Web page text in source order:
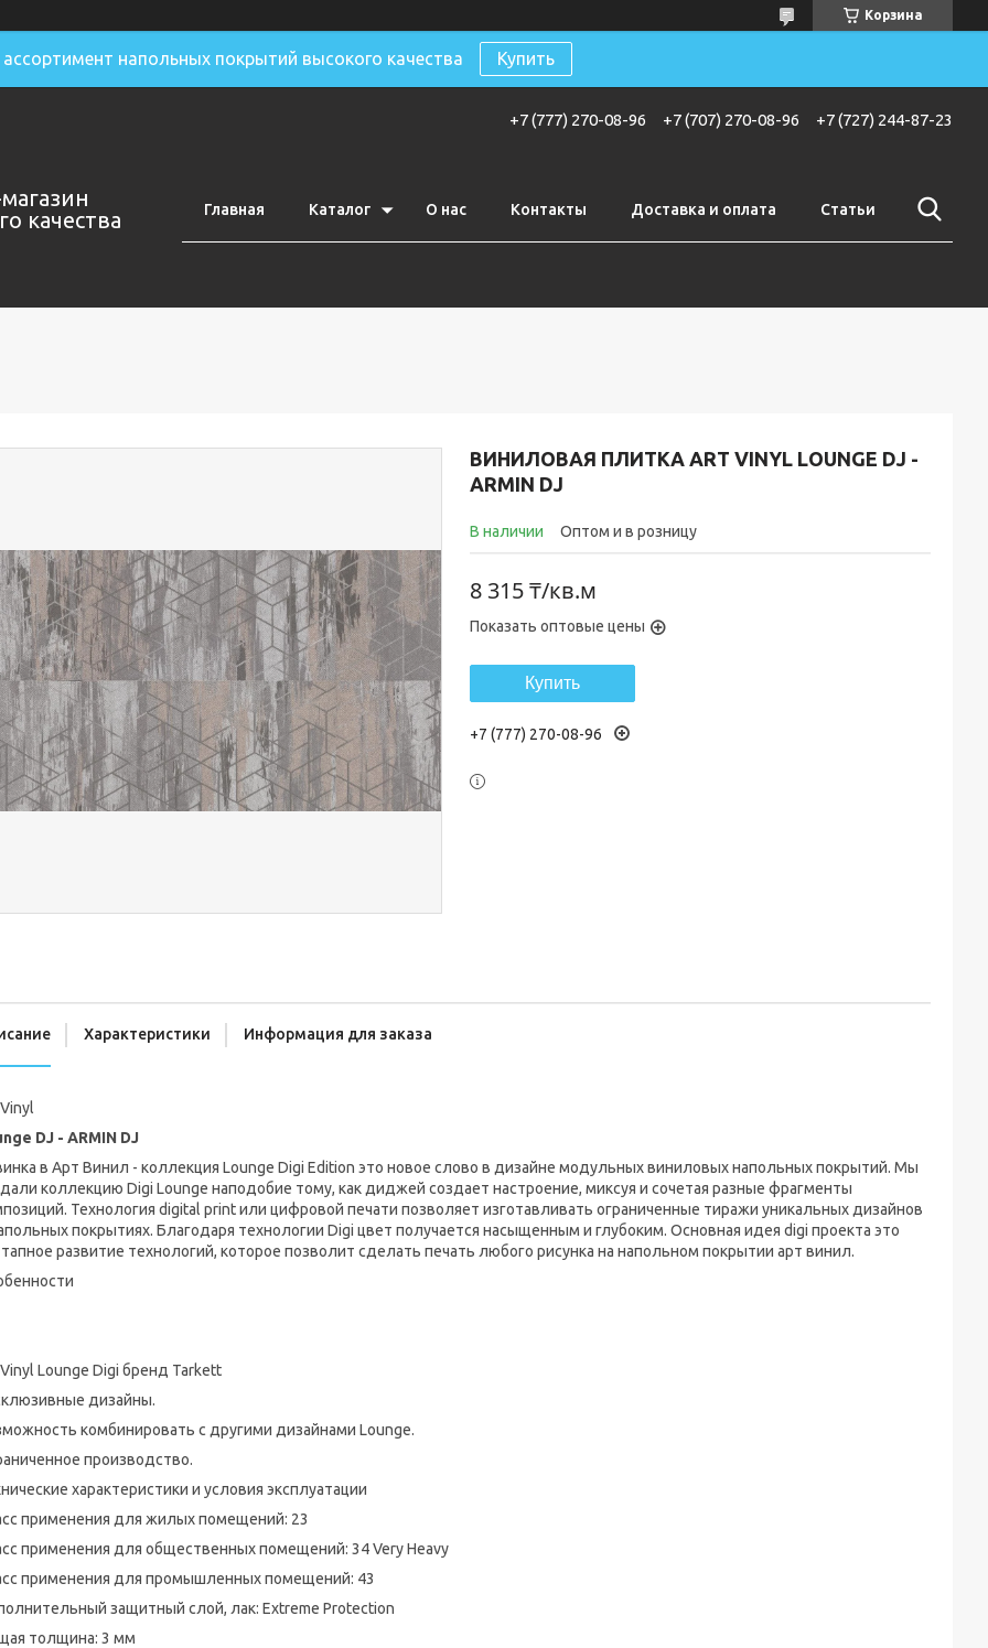
Корзина
напольных покрытий высокого качества Купить
+7 (777) 270-08-96 +7 (707) 270-08-96 +7 (727) 244-87-23
качества
Главная Каталог О нас Контакты Доставка и оплата Статьи
ВИНИЛОВАЯ ПЛИТКА ART VINYL LOUNGE DJ -
ARMIN DJ
В наличии Оптом и в розницу
8 315 ₸/кв.м
Показать оптовые цены
Купить
+7 (777) 270-08-96
Характеристики Информация для заказа
DJ - ARMIN DJ
в Арт Винил - коллекция Lounge Digi Edition это новое слово в дизайне модульных виниловых напольных покрытий. Мы
коллекцию Digi Lounge наподобие тому, как диджей создает настроение, миксуя и сочетая разные фрагменты
Технология digital print или цифровой печати позволяет изготавливать ограниченные тиражи уникальных дизайнов
покрытиях. Благодаря технологии Digi цвет получается насыщенным и глубоким. Основная идея digi проекта это
развитие технологий, которое позволит сделать печать любого рисунка на напольном покрытии арт винил.
Lounge Digi бренд Tarkett
дизайны.
комбинировать с другими дизайнами Lounge.
производство.
характеристики и условия эксплуатации
применения для жилых помещений: 23
применения для общественных помещений: 34 Very Heavy
применения для промышленных помещений: 43
защитный слой, лак: Extreme Protection
толщина: 3 мм